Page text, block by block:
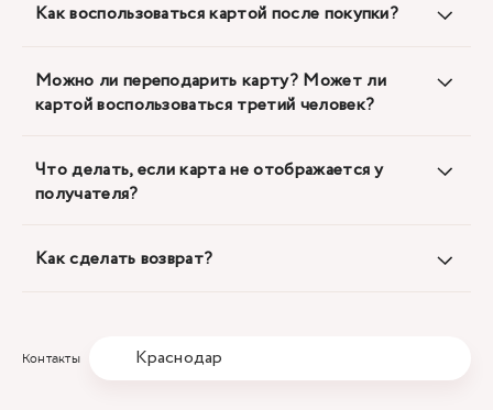
Как воспользоваться картой после покупки?
Можно ли переподарить карту? Может ли
картой воспользоваться третий человек?
Что делать, если карта не отображается у
получателя?
Как сделать возврат?
Контакты Краснодар